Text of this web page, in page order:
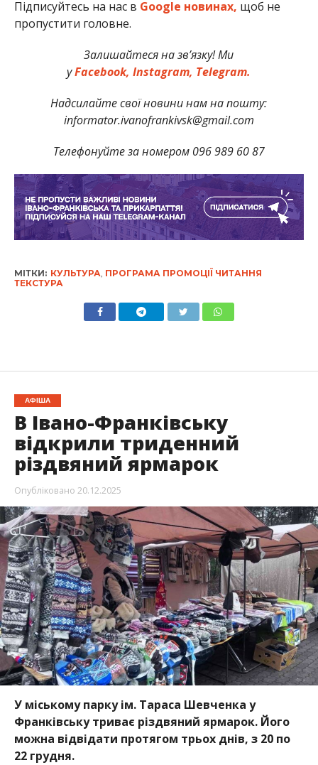
Підписуйтесь на нас в Google новинах, щоб не
пропустити головне.
Залишайтеся на зв’язку! Ми
уFacebook, Instagram, Telegram.
Надсилайте свої новини нам на пошту:
informator.ivanofrankivsk@gmail.com
Телефонуйте за номером 096 989 60 87
МІТКИ: КУЛЬТУРА, ПРОГРАМА ПРОМОЦІЇ ЧИТАННЯ
ТЕКСТУРА
АФІША
В Івано-Франківську
відкрили триденний
різдвяний ярмарок
Опубліковано 20.12.2025
У міському парку ім. Тараса Шевченка у
Франківську триває різдвяний ярмарок. Його
можна відвідати протягом трьох днів, з 20 по
22 грудня.